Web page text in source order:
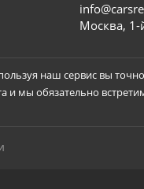
Москва,
наш сервис вы
и мы обязательно